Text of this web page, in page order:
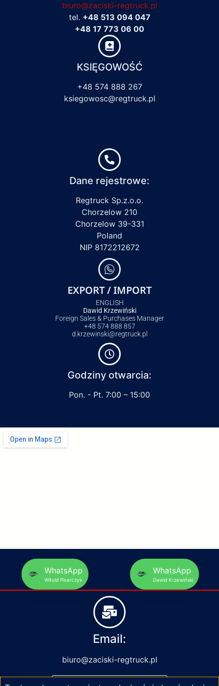
biuro@zaciski-regtruck.pl
tel. +48 513 094 047
+48 17 773 06 00
KSIĘGOWOŚĆ
+48 574 888 267
ksiegowosc@regtruck.pl
Dane rejestrowe:
Regtruck Sp.z.o.o.
Chorzelow 210
Chorzelow 39-331
Poland
NIP 8172212672
EXPORT / IMPORT
ENGLISH
Dawid Krzewiński
Foreign Sales & Purchases Manager
+48 574 888 857
d.krzewinski@regtruck.pl
Godziny otwarcia:
Pon. - Pt. 7:00 – 15:00
WhatsApp
Witold Pisarczyk
WhatsApp
Dawid Krzewiński
Email:
biuro@zaciski-regtruck.pl